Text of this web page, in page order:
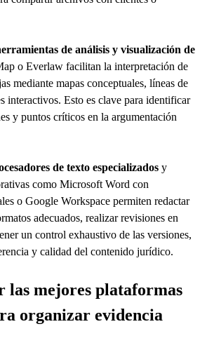
de análisis y visualización de
o Everlaw facilitan la interpretación de
mediante mapas conceptuales, líneas de
interactivos. Esto es clave para identificar
y puntos críticos en la argumentación
de texto especializadosy
como Microsoft Word con
o Google Workspace permiten redactar
adecuados, realizar revisiones en
un control exhaustivo de las versiones,
y calidad del contenido jurídico.
las mejores plataformas
organizar evidencia